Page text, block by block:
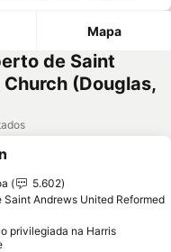
Mapa
de Saint
(Douglas,
aos favoritos
5.602
Saint Andrews United Reformed
privilegiada na Harris